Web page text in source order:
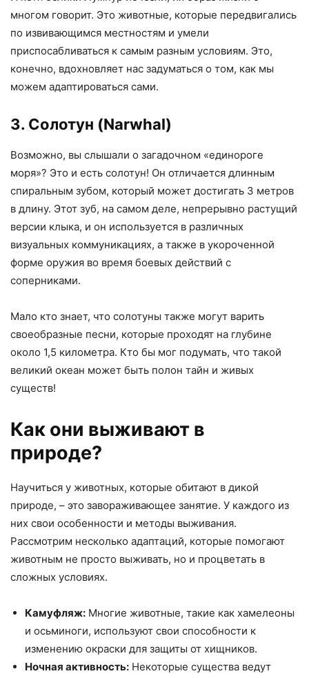
многом говорит. Это животные, которые передвигались
по извивающимся местностям и умели
приспосабливаться к самым разным условиям. Это,
конечно, вдохновляет нас задуматься о том, как мы
можем адаптироваться сами.
3. Солотун (Narwhal)
Возможно, вы слышали о загадочном «единороге
моря»? Это и есть солотун! Он отличается длинным
спиральным зубом, который может достигать 3 метров
в длину. Этот зуб, на самом деле, непрерывно растущий
версии клыка, и он используется в различных
визуальных коммуникациях, а также в укороченной
форме оружия во время боевых действий с
соперниками.
Мало кто знает, что солотуны также могут варить
своеобразные песни, которые проходят на глубине
около 1,5 километра. Кто бы мог подумать, что такой
великий океан может быть полон тайн и живых
существ!
Как они выживают в
природе?
Научиться у животных, которые обитают в дикой
природе, – это завораживающее занятие. У каждого из
них свои особенности и методы выживания.
Рассмотрим несколько адаптаций, которые помогают
животным не просто выживать, но и процветать в
сложных условиях.
Камуфляж: Многие животные, такие как хамелеоны
и осьминоги, используют свои способности к
изменению окраски для защиты от хищников.
Ночная активность: Некоторые существа ведут